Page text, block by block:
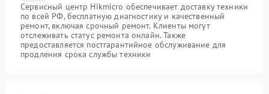
Сервисный центр Hikmicro обеспечивает доставку техники
по всей РФ, бесплатную диагностику и качественный
ремонт, включая срочный ремонт. Клиенты могут
отслеживать статус ремонта онлайн. Также
предоставляется постгарантийное обслуживание для
продления срока службы техники